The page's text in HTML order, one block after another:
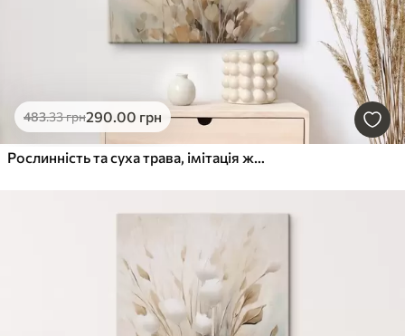
483.33грн290.00 грн
Рослинність та суха трава, імітація живопису